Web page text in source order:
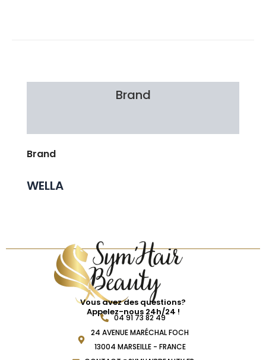
Brand
Brand
WELLA
Vous avez des questions?
Appelez-nous 24h/24 !
04 91 73 82 49
24 AVENUE MARÉCHAL FOCH
13004 MARSEILLE - FRANCE